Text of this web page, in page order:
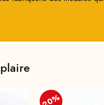
20%
20%